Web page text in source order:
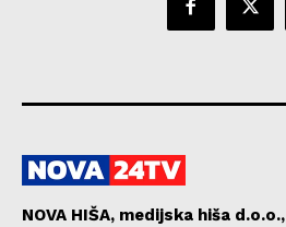
NOVA HIŠA, medijska hiša d.o.o.,